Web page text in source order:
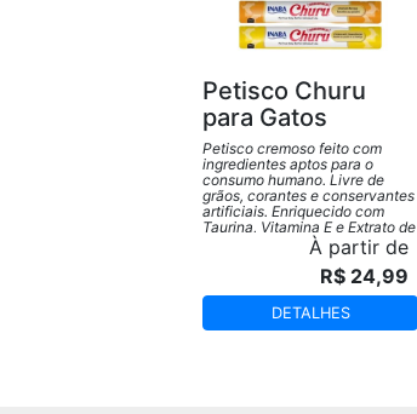
Petisco Churu
para Gatos
Petisco cremoso feito com
ingredientes aptos para o
consumo humano. Livre de
grãos, corantes e conservantes
artificiais. Enriquecido com
Taurina, Vitamina E e Extrato de
À partir de
R$ 24,99
DETALHES